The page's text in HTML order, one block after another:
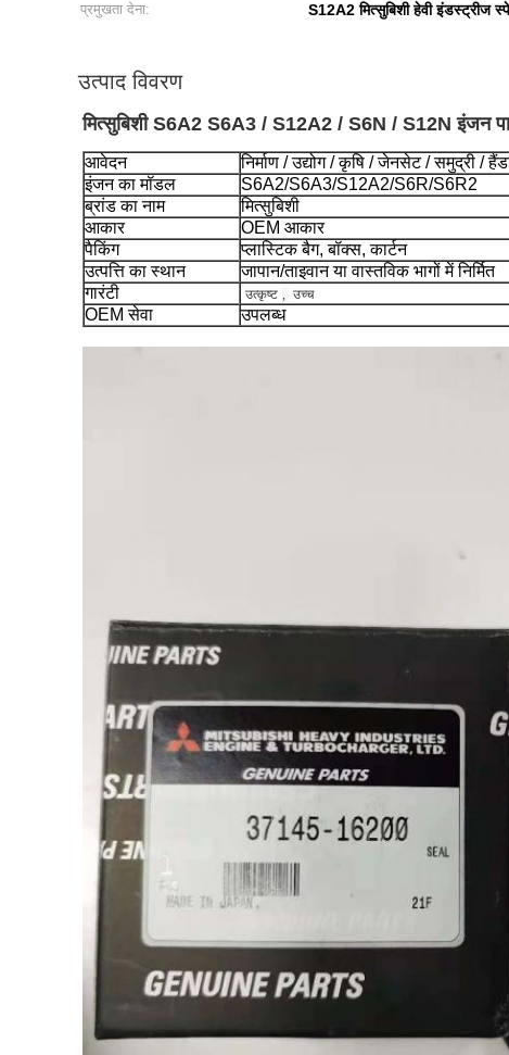
प्रमुखता देना:
S12A2 मित्सुबिशी हेवी इंडस्ट्रीज
उत्पाद विवरण
मित्सुबिशी S6A2 S6A3 / S12A2 / S6N / S12N इंजन
आवेदन
निर्माण / उद्योग / कृषि / जेनसेट / समुद्री /
इंजन का मॉडल
S6A2/S6A3/S12A2/S6R/S6R2
ब्रांड का नाम
मित्सुबिशी
आकार
OEM आकार
पैकिंग
प्लास्टिक बैग, बॉक्स, कार्टन
उत्पत्ति का स्थान
जापान/ताइवान या वास्तविक भागों में निर्मित
गारंटी
उत्कृष्ट , उच्च
OEM सेवा उपलब्ध